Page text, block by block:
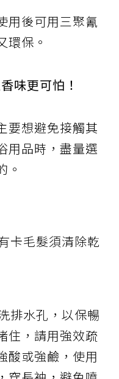
用後可用三聚氰
環保。
味更可怕！
要想避免接觸其
用品時，盡量選
。
卡毛髮須清除乾
排水孔，以保暢
住，請用強效疏
酸或強鹼，使用